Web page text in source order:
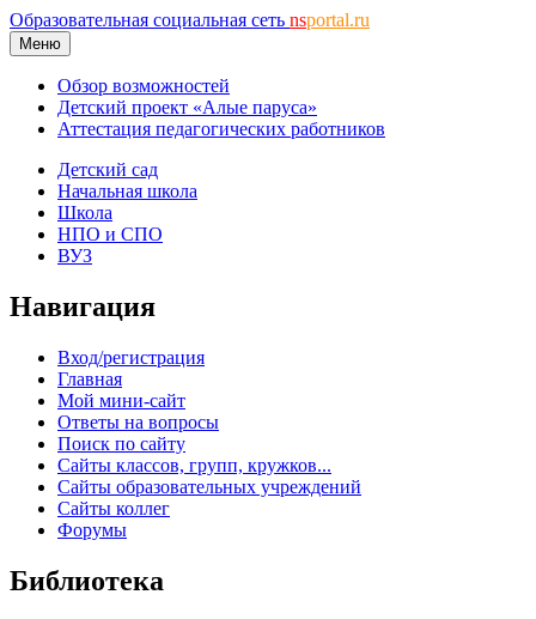
Образовательная социальная сеть nsportal.ru
Меню
Обзор возможностей
Детский проект «Алые паруса»
Аттестация педагогических работников
Детский сад
Начальная школа
Школа
НПО и СПО
ВУЗ
Навигация
Вход/регистрация
Главная
Мой мини-сайт
Ответы на вопросы
Поиск по сайту
Сайты классов, групп, кружков...
Сайты образовательных учреждений
Сайты коллег
Форумы
Библиотека